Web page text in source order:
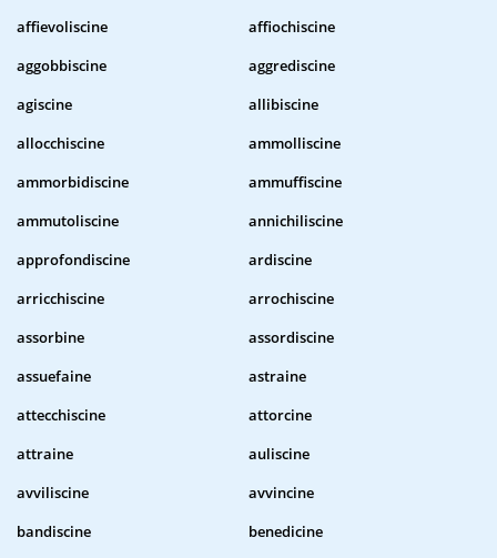
affievoliscine
affiochiscine
aggobbiscine
aggrediscine
agiscine
allibiscine
allocchiscine
ammolliscine
ammorbidiscine
ammuffiscine
ammutoliscine
annichiliscine
approfondiscine
ardiscine
arricchiscine
arrochiscine
assorbine
assordiscine
assuefaine
astraine
attecchiscine
attorcine
attraine
auliscine
avviliscine
avvincine
bandiscine
benedicine